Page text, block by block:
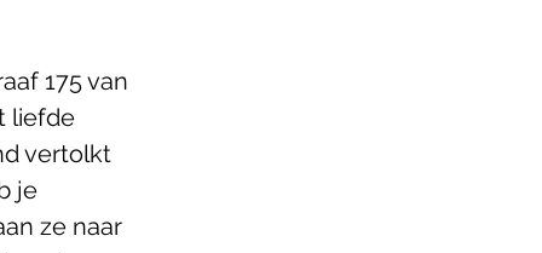
175 van
liefde
vertolkt
je
ze naar